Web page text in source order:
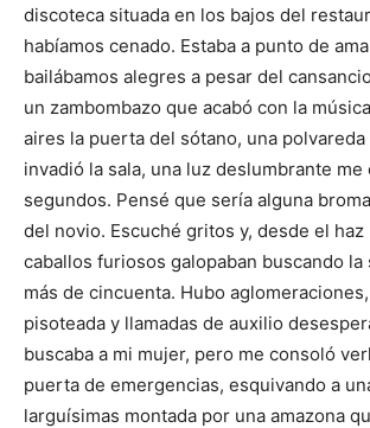
discoteca situada en los bajos del
habíamos cenado. Estaba a punto de
bailábamos alegres a pesar del
un zambombazo que acabó con la
aires la puerta del sótano, una
invadió la sala, una luz deslumbrante
segundos. Pensé que sería alguna
del novio. Escuché gritos y, desde el
caballos furiosos galopaban buscando la
más de cincuenta. Hubo
pisoteada y llamadas de auxilio
buscaba a mi mujer, pero me consoló
puerta de emergencias, esquivando a
larguísimas montada por una amazona